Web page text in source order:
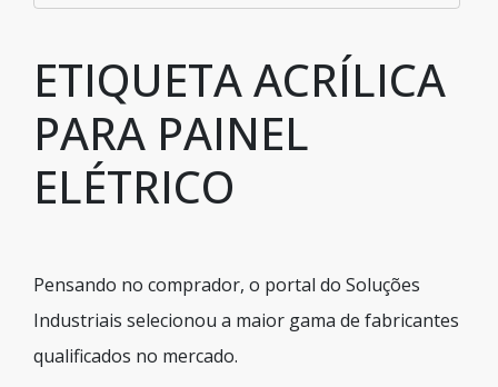
ETIQUETA ACRÍLICA
PARA PAINEL
ELÉTRICO
Pensando no comprador, o portal do Soluções
Industriais selecionou a maior gama de fabricantes
qualificados no mercado.